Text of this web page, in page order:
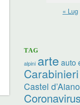
« Lug
TAG
alpini arte auto
Carabinieri
Castel d’Aiano